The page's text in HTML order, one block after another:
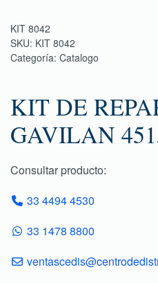
KIT 8042
SKU: KIT 8042
Categoría: Catalogo
KIT DE
GAVILAN
Consultar producto:
33 4494 4530
33 1478 8800